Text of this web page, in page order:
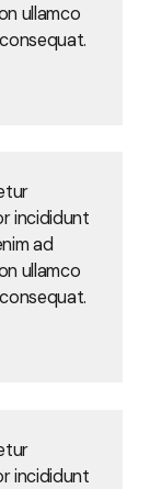
ullamco
incididunt
ad
ullamco
incididunt